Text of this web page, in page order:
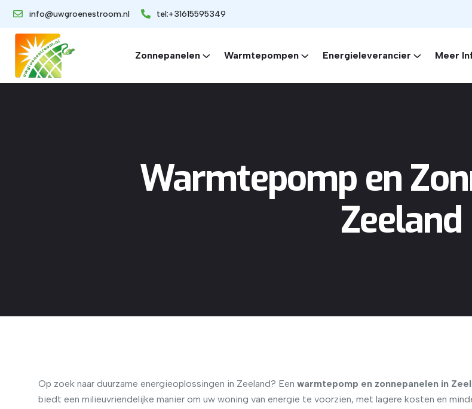
info@uwgroenestroom.nl tel:+31615595349
Zonnepanelen Warmtepompen Energieleverancier Meer
Warmtepomp en
Zeeland
Op zoek naar duurzame energieoplossingen in Zeeland? Een warmtepomp en zonnepanelen in
biedt een milieuvriendelijke manier om uw woning van energie te voorzien, met lagere kosten en